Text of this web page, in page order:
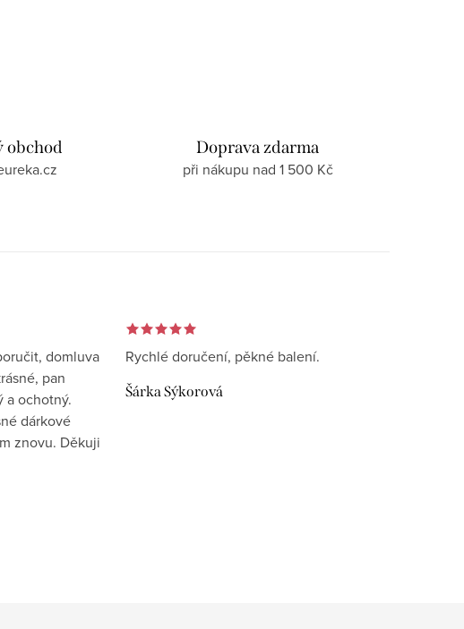
obchod Doprava zdarma
při nákupu nad 1 500 Kč
domluva
pan
a ochotný.
dárkové
znovu. Děkuji
Rychlé doručení, pěkné balení.
Šárka Sýkorová